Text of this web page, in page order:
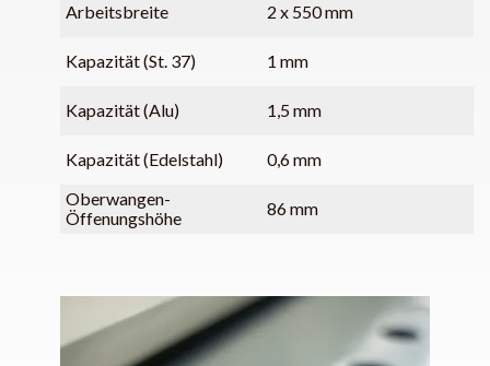
Arbeitsbreite 2 x 550 mm
Kapazität (St. 37) 1 mm
Kapazität (Alu) 1,5 mm
Kapazität (Edelstahl)
0,6 mm
Oberwangen-
Öffenungshöhe
86 mm